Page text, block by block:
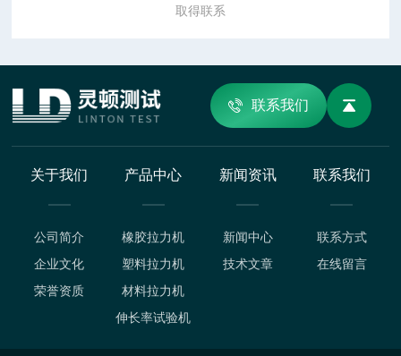
取得联系
联系我们
关于我们
公司简介
企业文化
荣誉资质
产品中心
橡胶拉力机
塑料拉力机
材料拉力机
伸长率试验机
新闻资讯
新闻中心
技术文章
联系我们
联系方式
在线留言